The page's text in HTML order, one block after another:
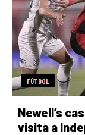
FÚTBOL
Newell’s
visita a